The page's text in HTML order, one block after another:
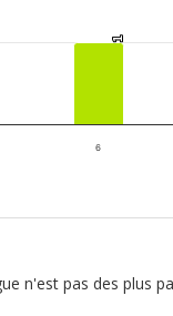
1
1
6
n'est pas des plus